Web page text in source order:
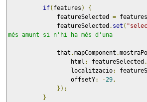
if( features )
{
              featureSelected
= features
              featureSelected
. set (
més amunt si n'hi ha més d'una
              that
.mapComponent .
                  html
: featureSelected
                  localitzacio
:
                  offsetY
: -29,
});
}